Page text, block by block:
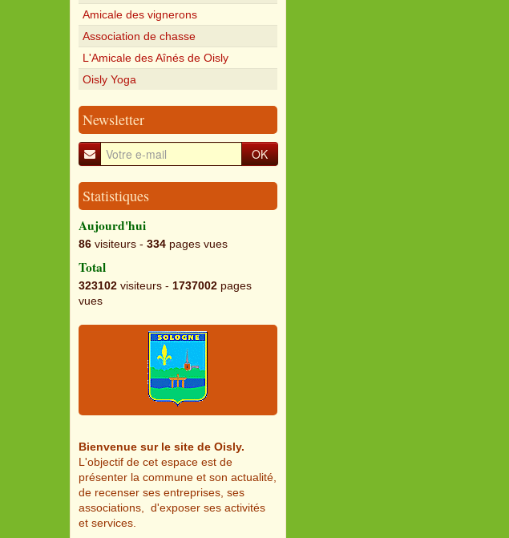
Amicale des vignerons
Association de chasse
L'Amicale des Aînés de Oisly
Oisly Yoga
Newsletter
OK
Statistiques
Aujourd'hui
86 visiteurs - 334 pages vues
Total
323102 visiteurs - 1737002 pages
vues
Bienvenue sur le site de Oisly.
L'objectif de cet espace est de
présenter la commune et son actualité,
de recenser ses entreprises, ses
associations, d'exposer ses activités
et services.